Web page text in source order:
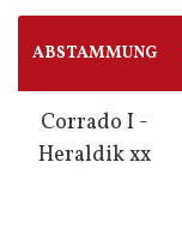
ABSTAMMUNG
Corrado I -
Heraldik xx